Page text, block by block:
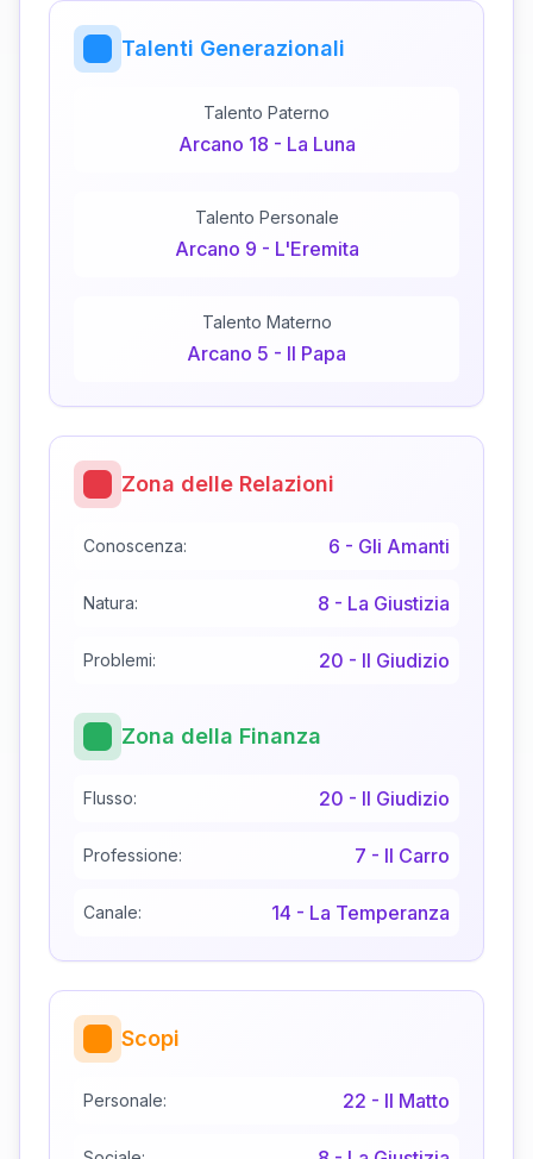
Talenti Generazionali
Talento Paterno
Arcano 18 - La Luna
Talento Personale
Arcano 9 - L'Eremita
Talento Materno
Arcano 5 - Il Papa
Zona delle Relazioni
Conoscenza: 6 - Gli Amanti
Natura: 8 - La Giustizia
Problemi: 20 - Il Giudizio
Zona della Finanza
Flusso: 20 - Il Giudizio
Professione: 7 - Il Carro
Canale: 14 - La Temperanza
Scopi
Personale: 22 - Il Matto